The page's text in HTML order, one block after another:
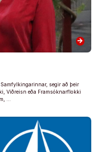
arrow_forward
segir að þeir
Viðreisn eða Framsóknarflokki
…